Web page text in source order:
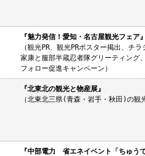
『魅力発信！愛知・名古屋観光フェア
（観光PR、観光PRポスター掲出、チ
家康と服部半蔵忍者隊グリーティング
フォロー促進キャンペーン）
『北東北の観光と物産展』
（北東北三県(青森・岩手・秋田)の観
『中部電力 省エネイベント「ちゅう